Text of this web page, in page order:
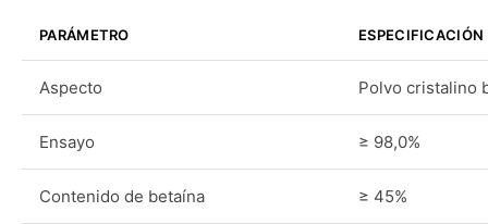
PARÁMETRO ESPECIFICACIÓN
Aspecto Polvo cristalino
Ensayo ≥ 98,0%
Contenido de betaína ≥ 45%